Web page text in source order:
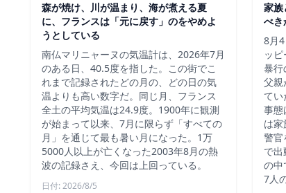
森が焼け、川が温まり、海が煮える夏
に、フランスは「元に戻す」のをやめよ
うとしている
南仏マリニャーヌの気温計は、2026年7月
のある日、40.5度を指した。この街でこ
れまで記録されたどの月の、どの日の気
温よりも高い数字だ。同じ月、フランス
全土の平均気温は24.9度。1900年に観測
が始まって以来、7月に限らず「すべての
月」を通じて最も暑い月になった。1万
5000人以上が亡くなった2003年8月の熱
波の記録さえ、今回は上回っている。
日付: 2026/8/5
家族
べき
8月
ッ
暴行
父親
てい
事態
は家
警官
で
の中
7人